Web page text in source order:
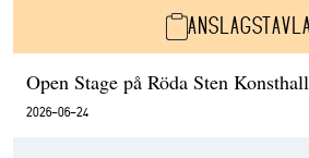
Open Stage på Röda Sten Konsthall
2026-06-24